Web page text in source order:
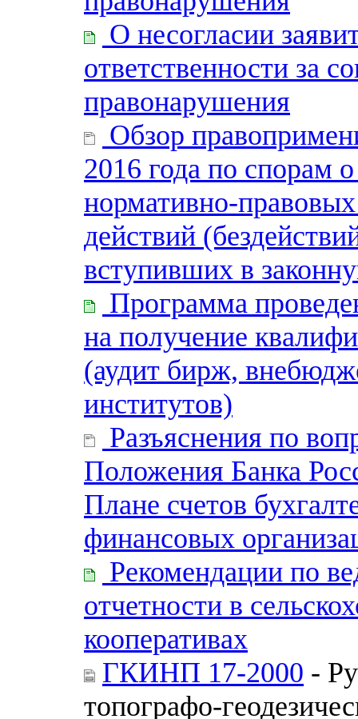
О несогласии
ответственности за
правонарушения
Обзор
2016 года по спорам
нормативно-
действий
вступивших в
Программа
на получение
(аудит бирж,
институтов)
Разъяснения по
Положения Банка
Плане счетов
финансовых
Рекомендации по
отчетности в
кооперативах
ГКИНП 17-2000 -
топографо-